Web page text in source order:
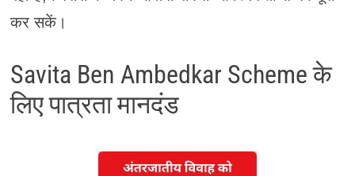
कर सकें।
Savita Ben Ambedkar Scheme के
लिए पात्रता मानदंड